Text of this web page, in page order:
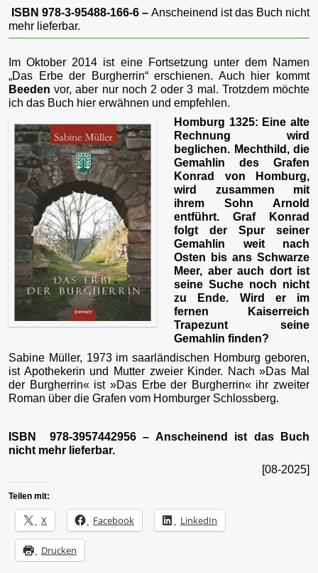
ISBN 978-3-95488-166-6 – Anscheinend ist das Buch nicht
mehr lieferbar.
Im Oktober 2014 ist eine Fortsetzung unter dem Namen
„Das Erbe der Burgherrin“ erschienen. Auch hier kommt
Beeden vor, aber nur noch 2 oder 3 mal. Trotzdem möchte
ich das Buch hier erwähnen und empfehlen.
Homburg 1325: Eine alte
Rechnung wird
beglichen. Mechthild, die
Gemahlin des Grafen
Konrad von Homburg,
wird zusammen mit
ihrem Sohn Arnold
entführt. Graf Konrad
folgt der Spur seiner
Gemahlin weit nach
Osten bis ans Schwarze
Meer, aber auch dort ist
seine Suche noch nicht
zu Ende. Wird er im
fernen Kaiserreich
Trapezunt seine
Gemahlin finden?
Sabine Müller, 1973 im saarländischen Homburg geboren,
ist Apothekerin und Mutter zweier Kinder. Nach »Das Mal
der Burgherrin« ist »Das Erbe der Burgherrin« ihr zweiter
Roman über die Grafen vom Homburger Schlossberg.
ISBN 978-3957442956 – Anscheinend ist das Buch
nicht mehr lieferbar.
[08-2025]
Teilen mit:
X Facebook LinkedIn
Drucken